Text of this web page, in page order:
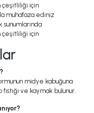
çeşitliliği için
muhafaza ediniz
çeşitliliği için
midye kabuğuna
ve kaymak bulunur.